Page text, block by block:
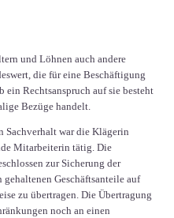
und Löhnen auch andere
die für eine Beschäftigung
ein Rechtsanspruch auf sie besteht
Bezüge handelt.
Sachverhalt war die Klägerin
Mitarbeiterin tätig. Die
zur Sicherung der
Geschäftsanteile auf
zu übertragen. Die Übertragung
noch an einen